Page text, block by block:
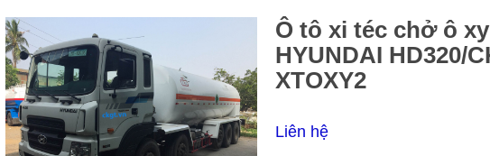
Ô tô xi téc chở ô
HYUNDAI HD320/
XTOXY2
Liên hệ